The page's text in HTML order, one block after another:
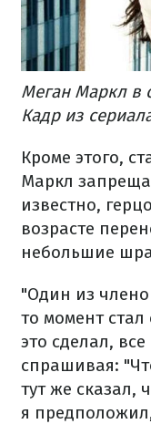
Меган Маркл
Кадр из
Кроме этого,
Маркл
известно,
возрасте
небольшие
"Один из
то момент
это сделал,
спрашивая:
тут же сказал,
я